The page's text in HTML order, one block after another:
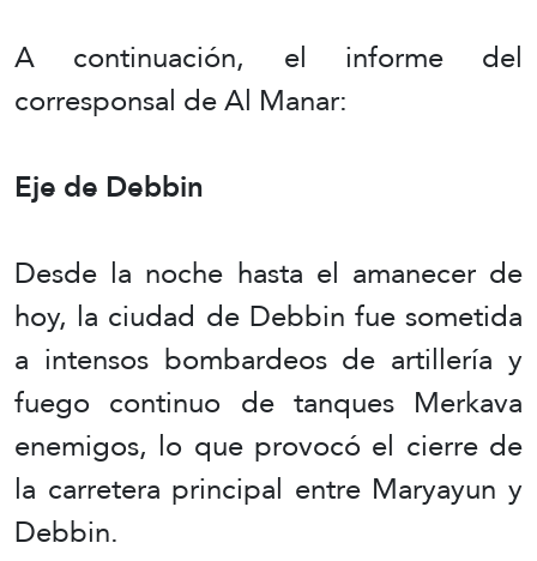
A continuación, el informe del
corresponsal de Al Manar:
Eje de Debbin
Desde la noche hasta el amanecer de
hoy, la ciudad de Debbin fue sometida
a intensos bombardeos de artillería y
fuego continuo de tanques Merkava
enemigos, lo que provocó el cierre de
la carretera principal entre Maryayun y
Debbin.